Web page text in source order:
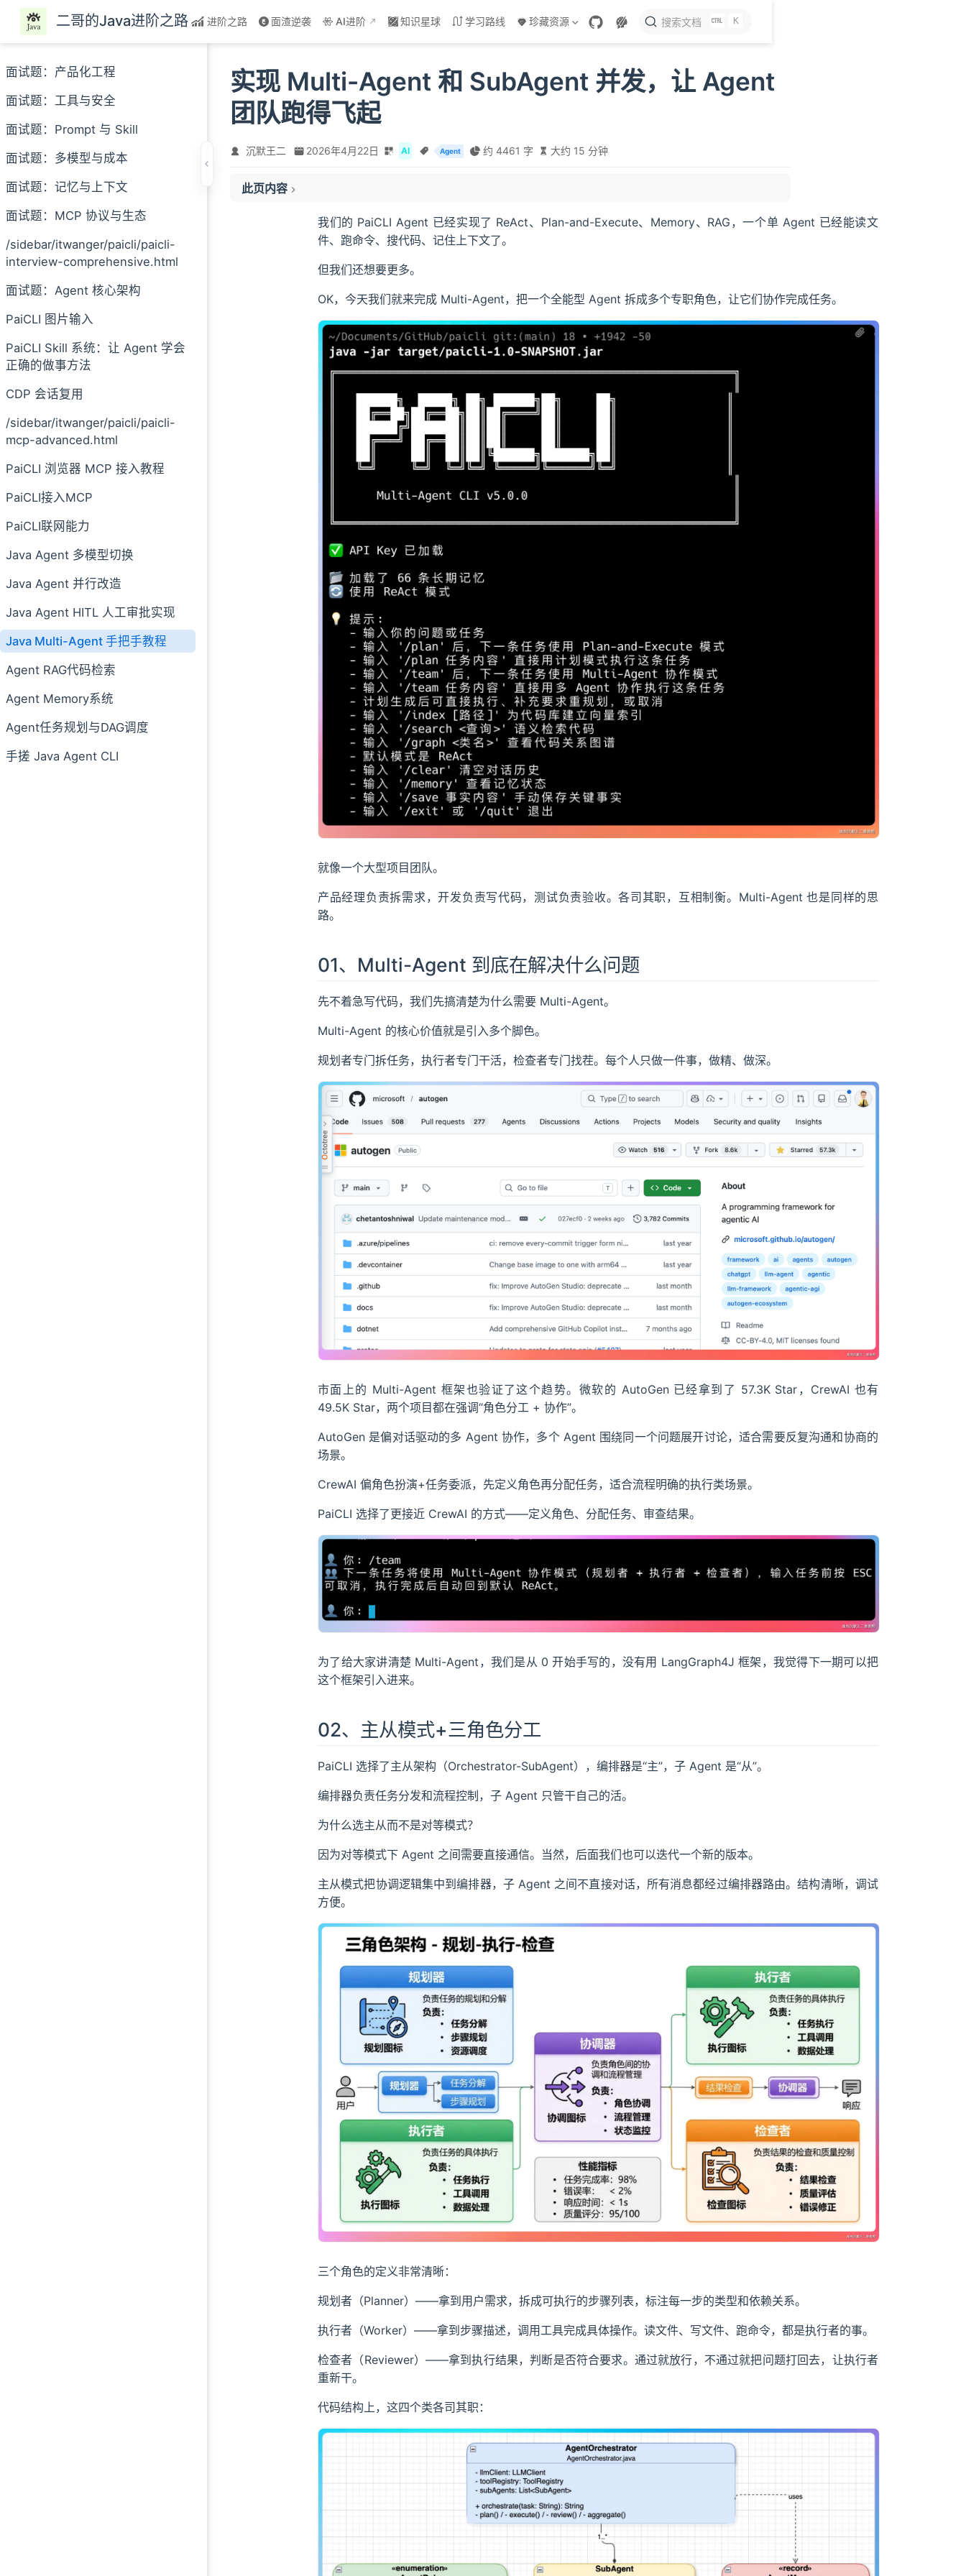
跳至主要內容
二哥的Java进阶之路 进阶之路 面渣逆袭 AI进阶 知识星球 学习路线 珍藏资源 搜索文档 K
面试题：产品化工程
面试题：工具与安全
面试题：Prompt 与 Skill
面试题：多模型与成本
面试题：记忆与上下文
面试题：MCP 协议与生态
/sidebar/itwanger/paicli/paicli-
interview-comprehensive.html
面试题：Agent 核心架构
PaiCLI 图片输入
PaiCLI Skill 系统：让 Agent 学会
正确的做事方法
CDP 会话复用
/sidebar/itwanger/paicli/paicli-
mcp-advanced.html
PaiCLI 浏览器 MCP 接入教程
PaiCLI接入MCP
PaiCLI联网能力
Java Agent 多模型切换
Java Agent 并行改造
Java Agent HITL 人工审批实现
Java Multi-Agent 手把手教程
Agent RAG代码检索
Agent Memory系统
Agent任务规划与DAG调度
手搓 Java Agent CLI
实现 Multi-Agent 和 SubAgent 并发，让 Agent
团队跑得飞起
沉默王二 2026年4月22日 AI Agent 约 4461 字 大约 15 分钟
此页内容
02、主从模式+三角色分工
依赖关系怎么判定
04、各司其职的执行者
我们的 PaiCLI Agent 已经实现了 ReAct、Plan-and-Execute、Memory、RAG，一个单 Agent 已经能读文
件、跑命令、搜代码、记住上下文了。
但我们还想要更多。
OK，今天我们就来完成 Multi-Agent，把一个全能型 Agent 拆成多个专职角色，让它们协作完成任务。
就像一个大型项目团队。
产品经理负责拆需求，开发负责写代码，测试负责验收。各司其职，互相制衡。Multi-Agent 也是同样的思
路。
01、Multi-Agent 到底在解决什么问题
先不着急写代码，我们先搞清楚为什么需要 Multi-Agent。
Multi-Agent 的核心价值就是引入多个脚色。
规划者专门拆任务，执行者专门干活，检查者专门找茬。每个人只做一件事，做精、做深。
市面上的 Multi-Agent 框架也验证了这个趋势。微软的 AutoGen 已经拿到了 57.3K Star，CrewAI 也有
49.5K Star，两个项目都在强调“角色分工 + 协作”。
AutoGen 是偏对话驱动的多 Agent 协作，多个 Agent 围绕同一个问题展开讨论，适合需要反复沟通和协商的
场景。
CrewAI 偏角色扮演+任务委派，先定义角色再分配任务，适合流程明确的执行类场景。
PaiCLI 选择了更接近 CrewAI 的方式——定义角色、分配任务、审查结果。
为了给大家讲清楚 Multi-Agent，我们是从 0 开始手写的，没有用 LangGraph4J 框架，我觉得下一期可以把
这个框架引入进来。
02、主从模式+三角色分工
PaiCLI 选择了主从架构（Orchestrator-SubAgent），编排器是“主”，子 Agent 是“从”。
编排器负责任务分发和流程控制，子 Agent 只管干自己的活。
为什么选主从而不是对等模式？
因为对等模式下 Agent 之间需要直接通信。当然，后面我们也可以迭代一个新的版本。
主从模式把协调逻辑集中到编排器，子 Agent 之间不直接对话，所有消息都经过编排器路由。结构清晰，调试
方便。
三个角色的定义非常清晰：
规划者（Planner）——拿到用户需求，拆成可执行的步骤列表，标注每一步的类型和依赖关系。
执行者（Worker）——拿到步骤描述，调用工具完成具体操作。读文件、写文件、跑命令，都是执行者的事。
检查者（Reviewer）——拿到执行结果，判断是否符合要求。通过就放行，不通过就把问题打回去，让执行者
重新干。
代码结构上，这四个类各司其职：